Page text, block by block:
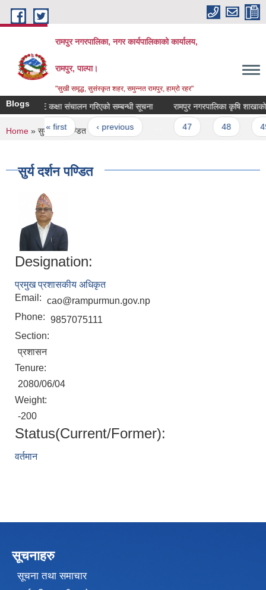
Skip to main content
रामपुर नगरपालिका, नगर कार्यपालिकाको कार्यालय,
रामपुर, पाल्पा।
"सुखी समृद्ध, सुसंस्कृत शहर, समुन्नत रामपुर, हाम्रो रहर"
BlogsSEE कक्षा संचालन गरिएको सम्बन्धी सूचना रामपुर नगरपालिका कृषि शाखाको
Pages
« first ‹ previous
You are here
Home » सुर्य दर्शन पण्डित
सुर्य दर्शन पण्डित
Designation:
प्रमुख प्रशासकीय अधिकृत
Email: cao@rampurmun.gov.np
Phone: 9857075111
Section:
प्रशासन
Tenure:
2080/06/04
Weight:
-200
Status(Current/Former):
वर्तमान
सूचनाहरु
सूचना तथा समाचार